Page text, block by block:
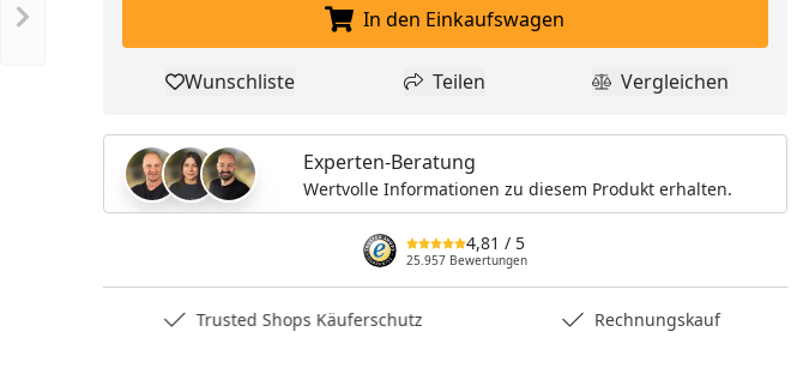
Nächstes Bild anzeigen
In den Einkaufswagen legen
In den Einkaufswagen
Produkt zur Wunschliste hinzufügen
Wunschliste Teilen
Teilen Produkt
Vergleichen
Experten-Beratung
Wertvolle Informationen zu diesem Produkt erhalten.
4,81 / 5
25.957 Bewertungen
Trusted Shops Käuferschutz Rechnungskauf